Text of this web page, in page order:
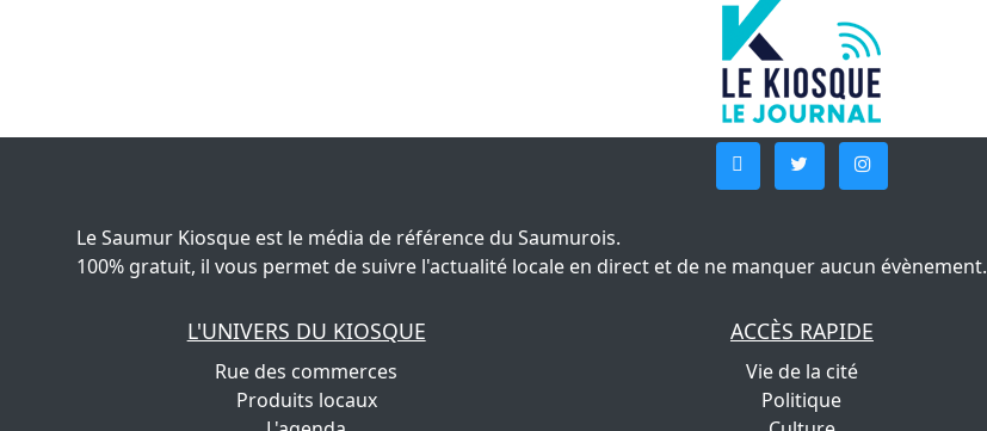
Le Saumur Kiosque est le média de référence du Saumurois.
100% gratuit, il vous permet de suivre l'actualité locale en direct et de ne manquer aucun évènement.
L'UNIVERS DU KIOSQUE
Rue des commerces
Produits locaux
ACCÈS RAPIDE
Vie de la cité
Politique